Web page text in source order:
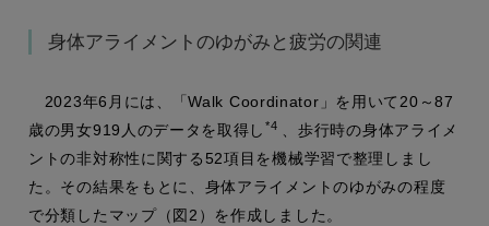
身体アライメントのゆがみと疲労の関連
2023年6月には、「Walk Coordinator」を用いて20～87
歳の男女919人のデータを取得し *4 、歩行時の身体アライメ
ントの非対称性に関する52項目を機械学習で整理しまし
た。その結果をもとに、身体アライメントのゆがみの程度
で分類したマップ（図2）を作成しました。